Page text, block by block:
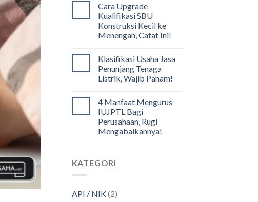
Cara Upgrade
Kualifikasi SBU
Konstruksi Kecil ke
Menengah, Catat Ini!
Klasifikasi Usaha Jasa
Penunjang Tenaga
Listrik, Wajib Paham!
4 Manfaat Mengurus
IUJPTL Bagi
Perusahaan, Rugi
Mengabaikannya!
KATEGORI
API / NIK(2)